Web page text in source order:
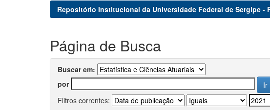
Repositório Institucional da Universidade Federal de Sergipe -
Página de Busca
Buscar em:
por
Filtros correntes: